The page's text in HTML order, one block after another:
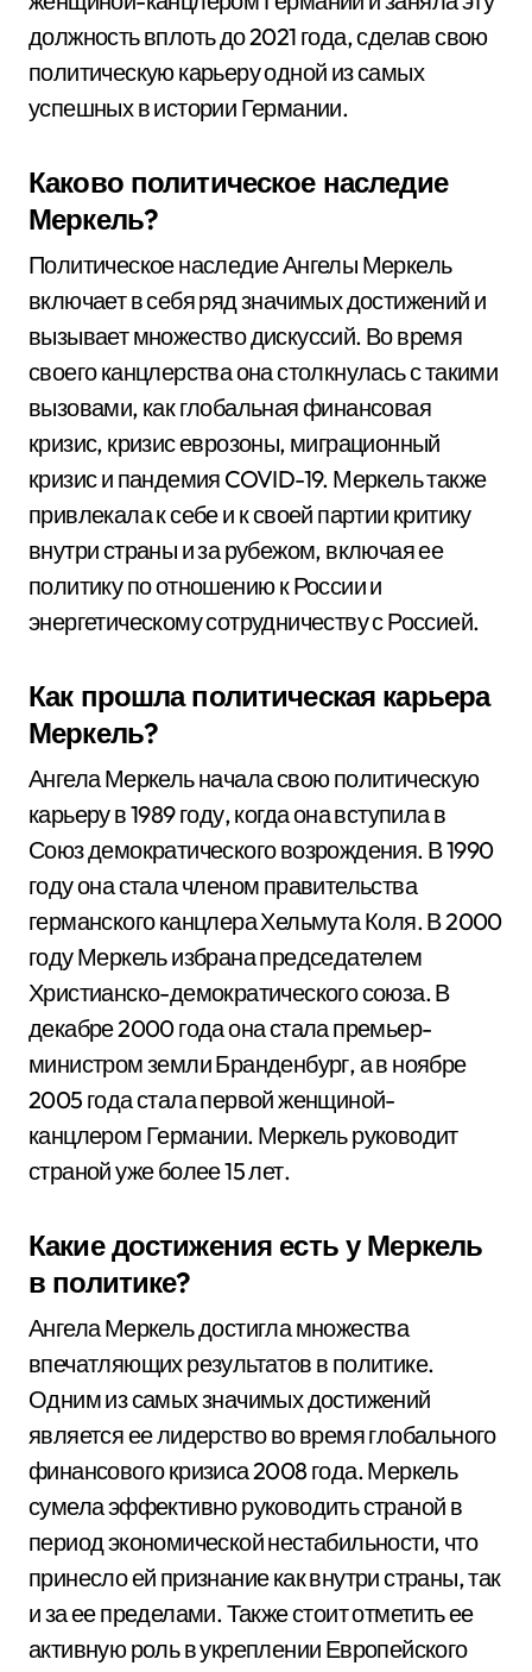
должность вплоть до 2021 года, сделав свою
политическую карьеру одной из самых
успешных в истории Германии.
Каково политическое наследие
Меркель?
Политическое наследие Ангелы Меркель
включает в себя ряд значимых достижений и
вызывает множество дискуссий. Во время
своего канцлерства она столкнулась с такими
вызовами, как глобальная финансовая
кризис, кризис еврозоны, миграционный
кризис и пандемия COVID-19. Меркель также
привлекала к себе и к своей партии критику
внутри страны и за рубежом, включая ее
политику по отношению к России и
энергетическому сотрудничеству с Россией.
Как прошла политическая карьера
Меркель?
Ангела Меркель начала свою политическую
карьеру в 1989 году, когда она вступила в
Союз демократического возрождения. В 1990
году она стала членом правительства
германского канцлера Хельмута Коля. В 2000
году Меркель избрана председателем
Христианско-демократического союза. В
декабре 2000 года она стала премьер-
министром земли Бранденбург, а в ноябре
2005 года стала первой женщиной-
канцлером Германии. Меркель руководит
страной уже более 15 лет.
Какие достижения есть у Меркель
в политике?
Ангела Меркель достигла множества
впечатляющих результатов в политике.
Одним из самых значимых достижений
является ее лидерство во время глобального
финансового кризиса 2008 года. Меркель
сумела эффективно руководить страной в
период экономической нестабильности, что
принесло ей признание как внутри страны, так
и за ее пределами. Также стоит отметить ее
активную роль в укреплении Европейского